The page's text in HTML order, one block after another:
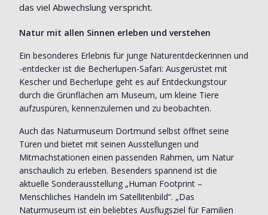
das viel Abwechslung verspricht.
Natur mit allen Sinnen erleben und verstehen
Ein besonderes Erlebnis für junge Naturentdeckerinnen und
-entdecker ist die Becherlupen-Safari: Ausgerüstet mit
Kescher und Becherlupe geht es auf Entdeckungstour
durch die Grünflächen am Museum, um kleine Tiere
aufzuspüren, kennenzulernen und zu beobachten.
Auch das Naturmuseum Dortmund selbst öffnet seine
Türen und bietet mit seinen Ausstellungen und
Mitmachstationen einen passenden Rahmen, um Natur
anschaulich zu erleben. Besenders spannend ist die
aktuelle Sonderausstellung „Human Footprint –
Menschliches Handeln im Satellitenbild“. „Das
Naturmuseum ist ein beliebtes Ausflugsziel für Familien